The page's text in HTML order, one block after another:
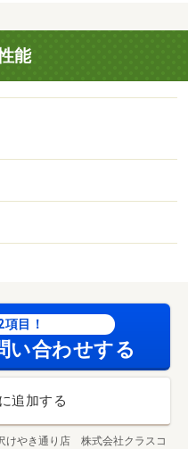
イン相談・内見も可能で
賃貸ショップへお気軽に
輪場：有/カードキー発行
円
能
目！
い合わせする
追加する
けやき通り店 株式会社クラスコ